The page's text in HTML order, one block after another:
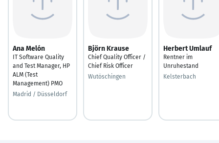
Ana Melón
IT Software Quality
and Test Manager, HP
ALM (Test
Management) PMO
Madrid / Düsseldorf
Björn Krause
Chief Quality Officer /
Chief Risk Officer
Wutöschingen
Herbert Umlauf
Rentner im
Unruhestand
Kelsterbach